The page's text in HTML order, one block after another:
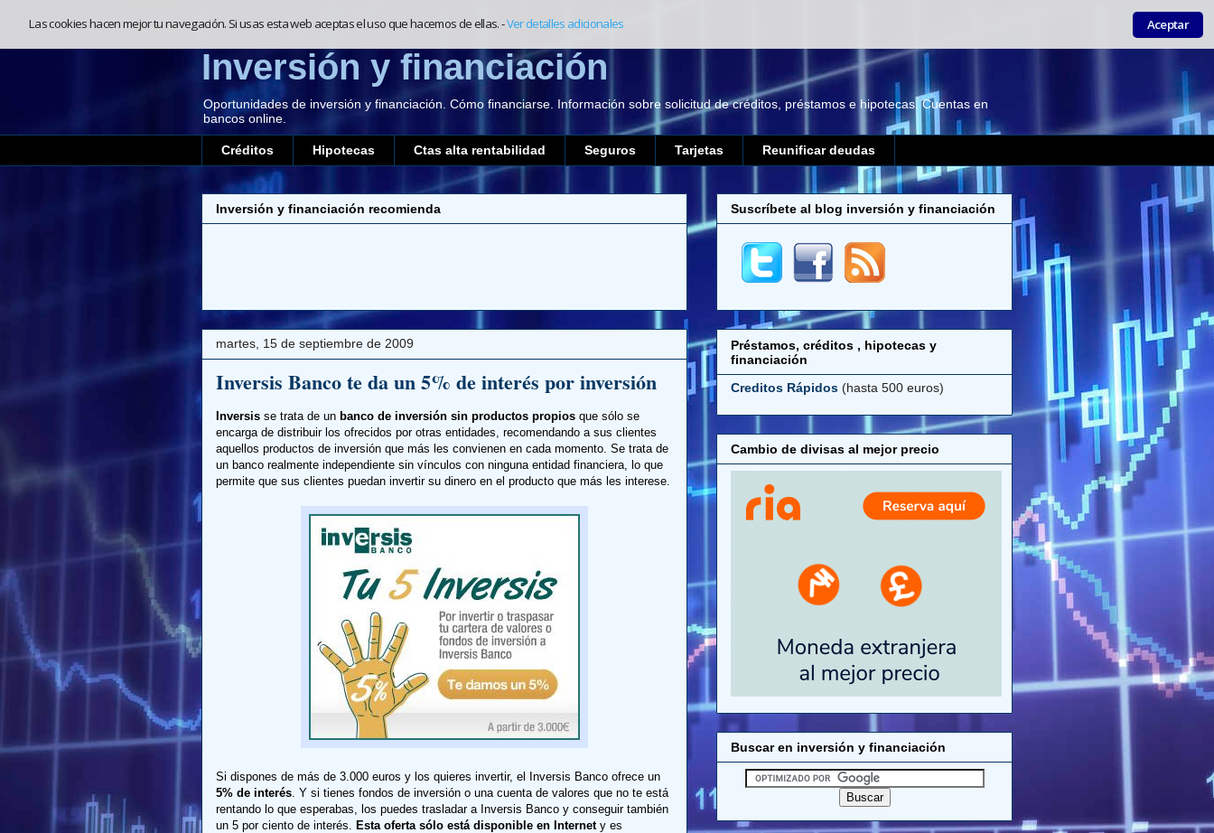
Las cookies hacen mejor tu navegación. Si usas esta web aceptas el uso que hacemos de ellas.-Ver detalles adicionales Aceptar
Inversión y financiación
Oportunidades de inversión y financiación. Cómo financiarse. Información sobre solicitud de créditos, préstamos e hipotecas. Cuentas en
bancos online.
Créditos Hipotecas Ctas alta rentabilidad Seguros Tarjetas Reunificar deudas
Inversión y financiación recomienda
martes, 15 de septiembre de 2009
Inversis Banco te da un 5% de interés por inversión
Inversis se trata de un banco de inversión sin productos propios que sólo se
encarga de distribuir los ofrecidos por otras entidades, recomendando a sus clientes
aquellos productos de inversión que más les convienen en cada momento. Se trata de
un banco realmente independiente sin vínculos con ninguna entidad financiera, lo que
permite que sus clientes puedan invertir su dinero en el producto que más les interese.
Si dispones de más de 3.000 euros y los quieres invertir, el Inversis Banco ofrece un
5% de interés. Y si tienes fondos de inversión o una cuenta de valores que no te está
rentando lo que esperabas, los puedes trasladar a Inversis Banco y conseguir también
un 5 por ciento de interés. Esta oferta sólo está disponible en Internety es
Suscríbete al blog inversión y financiación
Préstamos, créditos , hipotecas y
financiación
Creditos Rápidos (hasta 500 euros)
Cambio de divisas al mejor precio
Buscar en inversión y financiación